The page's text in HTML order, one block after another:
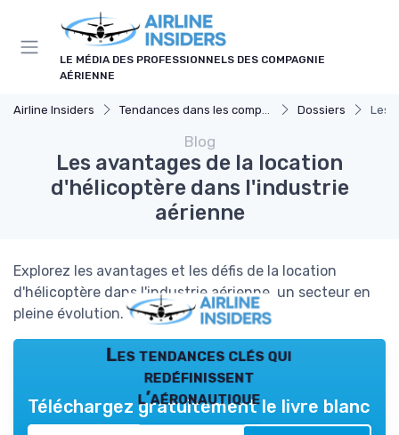
LE MÉDIA DES PROFESSIONNELS DES COMPAGNIE
AÉRIENNE
Airline Insiders Tendances dans les compagnies aériennes Dossiers Les
Blog
Les avantages de la location
d'hélicoptère dans l'industrie
aérienne
Explorez les avantages et les défis de la location
d'hélicoptère dans l'industrie aérienne, un secteur en
pleine évolution.
Les tendances clés qui
redéfinissent
l’aéronautique
Téléchargez gratuitement le livre blanc
Panneau de gestion des cookies